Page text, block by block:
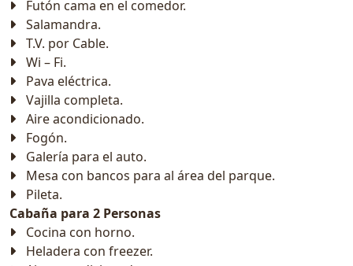
Futón cama en el comedor.
Salamandra.
T.V. por Cable.
Wi – Fi.
Pava eléctrica.
Vajilla completa.
Aire acondicionado.
Fogón.
Galería para el auto.
Mesa con bancos para al área del parque.
Pileta.
Cabaña para 2 Personas
Cocina con horno.
Heladera con freezer.